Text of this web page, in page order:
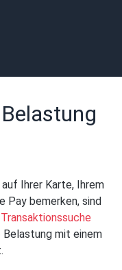
Ihrer Karte, Ihrem
Pay bemerken, sind
Transaktionssuche
Belastung mit einem